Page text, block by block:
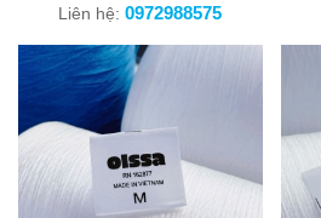
Liên hệ:0972988575